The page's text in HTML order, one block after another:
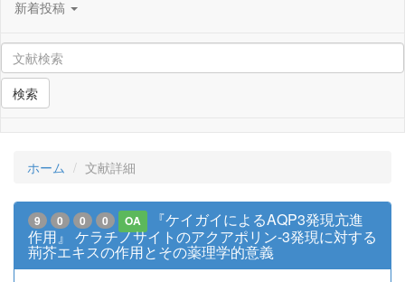
新着投稿
検索
ホーム 文献詳細
9 0 0 0 OA
『ケイガイによるAQP3発現亢進
作用』 ケラチノサイトのアクアポリン-3発現に対する
荊芥エキスの作用とその薬理学的意義